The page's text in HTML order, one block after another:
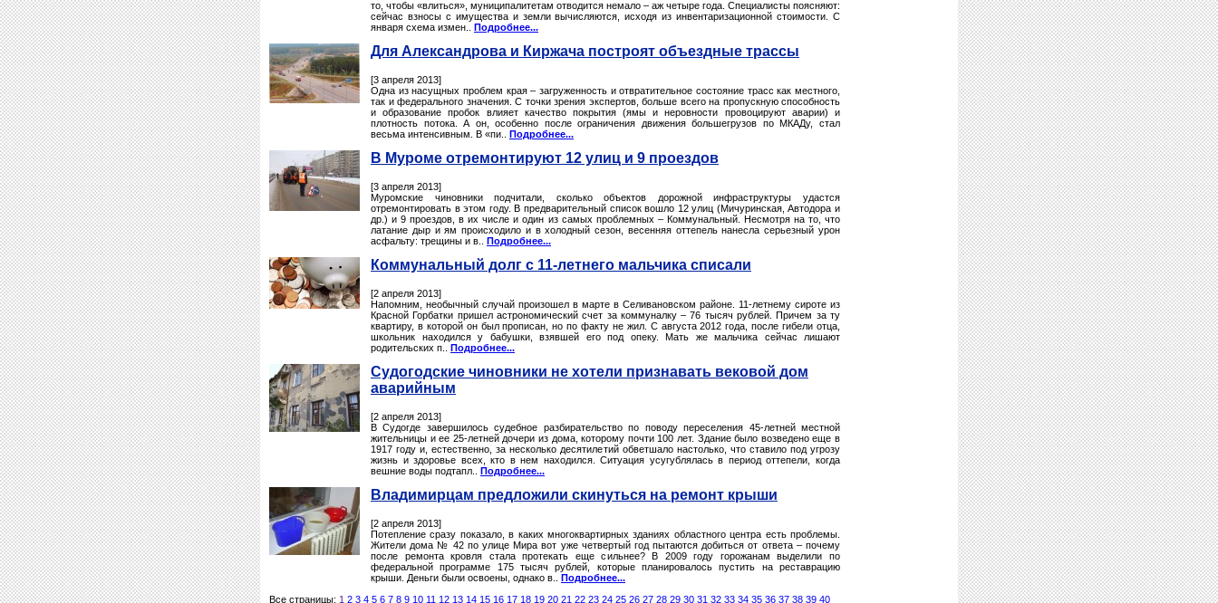
то, чтобы «влиться», муниципалитетам отводится немало – аж четыре года. Специалисты поясняют:
сейчас взносы с имущества и земли вычисляются, исходя из инвентаризационной стоимости. С
января схема измен.. Подробнее...
Для Александрова и Киржача построят объездные трассы
[3 апреля 2013]
Одна из насущных проблем края – загруженность и отвратительное состояние трасс как местного,
так и федерального значения. С точки зрения экспертов, больше всего на пропускную способность
и образование пробок влияет качество покрытия (ямы и неровности провоцируют аварии) и
плотность потока. А он, особенно после ограничения движения большегрузов по МКАДу, стал
весьма интенсивным. В «пи.. Подробнее...
В Муроме отремонтируют 12 улиц и 9 проездов
[3 апреля 2013]
Муромские чиновники подчитали, сколько объектов дорожной инфраструктуры удастся
отремонтировать в этом году. В предварительный список вошло 12 улиц (Мичуринская, Автодора и
др.) и 9 проездов, в их числе и один из самых проблемных – Коммунальный. Несмотря на то, что
латание дыр и ям происходило и в холодный сезон, весенняя оттепель нанесла серьезный урон
асфальту: трещины и в.. Подробнее...
Коммунальный долг с 11-летнего мальчика списали
[2 апреля 2013]
Напомним, необычный случай произошел в марте в Селивановском районе. 11-летнему сироте из
Красной Горбатки пришел астрономический счет за коммуналку – 76 тысяч рублей. Причем за ту
квартиру, в которой он был прописан, но по факту не жил. С августа 2012 года, после гибели отца,
школьник находился у бабушки, взявшей его под опеку. Мать же мальчика сейчас лишают
родительских п.. Подробнее...
Судогодские чиновники не хотели признавать вековой дом
аварийным
[2 апреля 2013]
В Судогде завершилось судебное разбирательство по поводу переселения 45-летней местной
жительницы и ее 25-летней дочери из дома, которому почти 100 лет. Здание было возведено еще в
1917 году и, естественно, за несколько десятилетий обветшало настолько, что ставило под угрозу
жизнь и здоровье всех, кто в нем находился. Ситуация усугублялась в период оттепели, когда
вешние воды подтапл.. Подробнее...
Владимирцам предложили скинуться на ремонт крыши
[2 апреля 2013]
Потепление сразу показало, в каких многоквартирных зданиях областного центра есть проблемы.
Жители дома № 42 по улице Мира вот уже четвертый год пытаются добиться от ответа – почему
после ремонта кровля стала протекать еще сильнее? В 2009 году горожанам выделили по
федеральной программе 175 тысяч рублей, которые планировалось пустить на реставрацию
крыши. Деньги были освоены, однако в.. Подробнее...
Все страницы: 1 2 3 4 5 6 7 8 9 10 11 12 13 14 15 16 17 18 19 20 21 22 23 24 25 26 27 28 29 30 31 32 33 34 35 36 37 38 39 40